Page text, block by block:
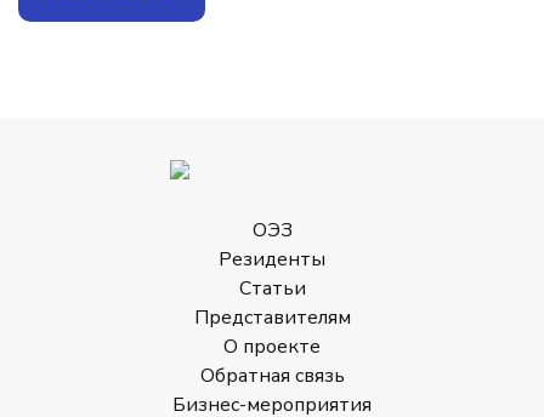
ОЭЗ
Резиденты
Статьи
Представителям
О проекте
Обратная связь
Бизнес-мероприятия